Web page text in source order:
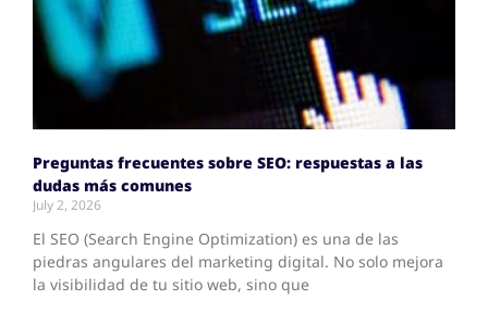
Preguntas frecuentes sobre SEO: respuestas a las
dudas más comunes
July 2, 2026
El SEO (Search Engine Optimization) es una de las
piedras angulares del marketing digital. No solo mejora
la visibilidad de tu sitio web, sino que